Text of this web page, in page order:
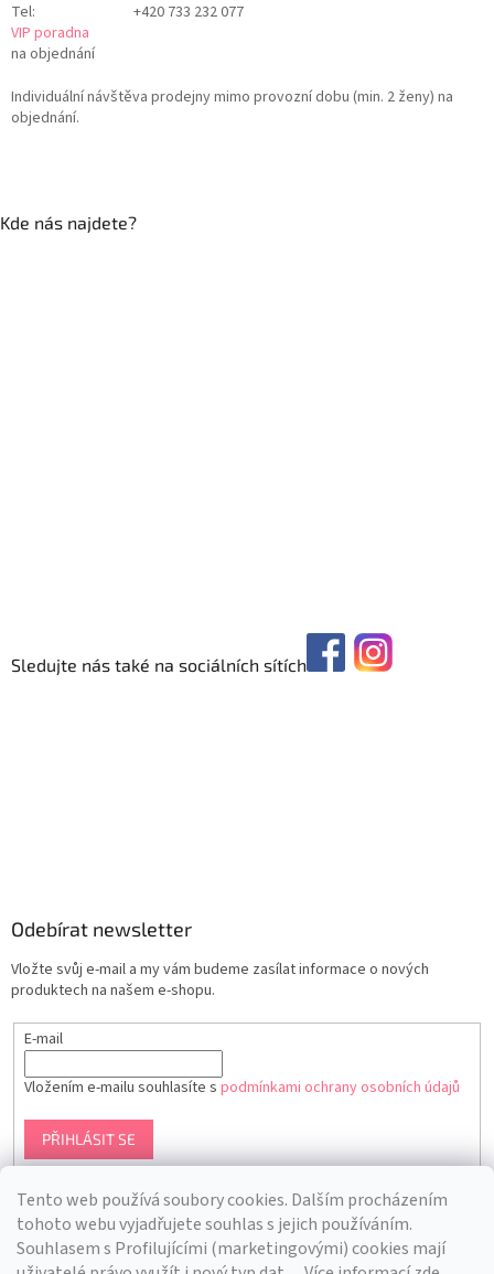
Tento web používá soubory cookies. Dalším procházením
tohoto webu vyjadřujete souhlas s jejich používáním.
Souhlasem s Profilujícími (marketingovými) cookies mají
Tel:
+420 733 232 077
VIP poradna
na objednání
Individuální návštěva prodejny mimo provozní dobu (min. 2 ženy) na
objednání.
Kde nás najdete?
Sledujte nás také na sociálních sítích
Odebírat newsletter
Vložte svůj e-mail a my vám budeme zasílat informace o nových
produktech na našem e-shopu.
E-mail
Vložením e-mailu souhlasíte s podmínkami ochrany osobních údajů
PŘIHLÁSIT SE